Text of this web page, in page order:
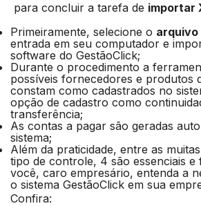
para concluir a tarefa de importar
Primeiramente, selecione o arquivo
entrada em seu computador e
software do GestãoClick;
Durante o procedimento a
possíveis fornecedores e produtos
constam como cadastrados no
opção de cadastro como
transferência;
As contas a pagar são geradas
sistema;
Além da praticidade, entre as
tipo de controle, 4 são essenciais e
você, caro empresário, entenda a
o sistema GestãoClick em sua
Confira: